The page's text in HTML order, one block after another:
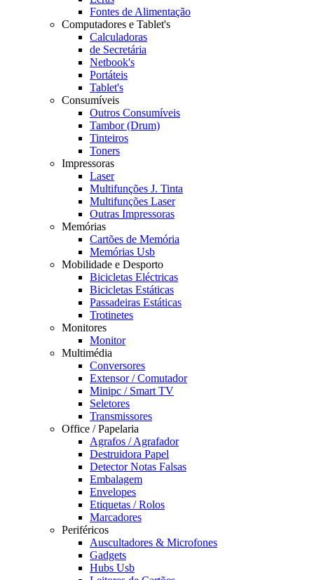
Fontes de Alimentação
Computadores e Tablet's
Calculadoras
de Secretária
Netbook's
Portáteis
Tablet's
Consumíveis
Outros Consumíveis
Tambor (Drum)
Tinteiros
Toners
Impressoras
Laser
Multifunções J. Tinta
Multifunções Laser
Outras Impressoras
Memórias
Cartões de Memória
Memórias Usb
Mobilidade e Desporto
Bicicletas Eléctricas
Bicicletas Estáticas
Passadeiras Estáticas
Trotinetes
Monitores
Monitor
Multimédia
Conversores
Extensor / Comutador
Minipc / Smart TV
Seletores
Transmissores
Office / Papelaria
Agrafos / Agrafador
Destruidora Papel
Detector Notas Falsas
Embalagem
Envelopes
Etiquetas / Rolos
Marcadores
Periféricos
Auscultadores & Microfones
Gadgets
Hubs Usb